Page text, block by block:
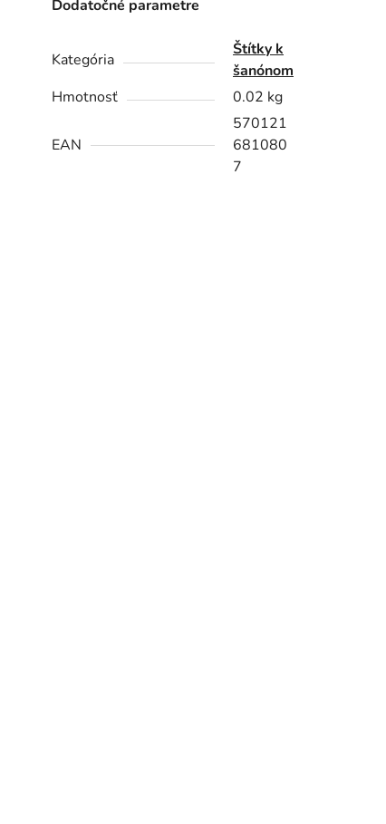
Dodatočné parametre
Kategória
Štítky k
šanónom
Hmotnosť
0.02 kg
EAN
570121
681080
7